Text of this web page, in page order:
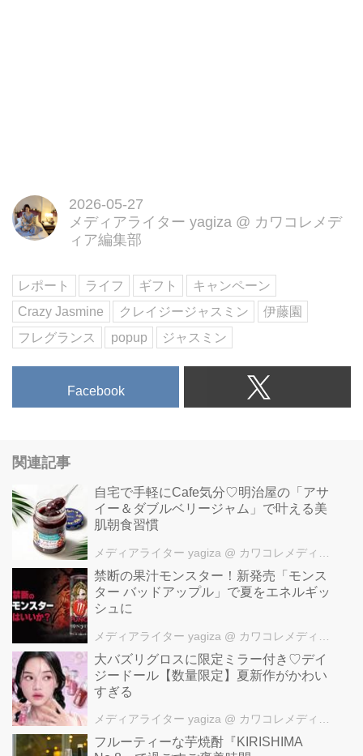
2026-05-27
メディアライター yagiza @ カワコレメデ
ィア編集部
レポート ライフ ギフト
キャンペーン
Crazy Jasmine
クレイジージャスミン
伊藤園
フレグランス
popup ジャスミン
Facebook
関連記事
自宅で手軽にCafe気分♡明治屋の「アサ
イー＆ダブルベリージャム」で叶える美
肌朝食習慣
メディアライター yagiza @ カワコレメディア編集部
禁断の果汁モンスター！新発売「モンス
ター バッドアップル」で夏をエネルギッ
シュに
メディアライター yagiza @ カワコレメディア編集部
大バズリグロスに限定ミラー付き♡デイ
ジードール【数量限定】夏新作がかわい
すぎる
メディアライター yagiza @ カワコレメディア編集部
フルーティーな芋焼酎『KIRISHIMA